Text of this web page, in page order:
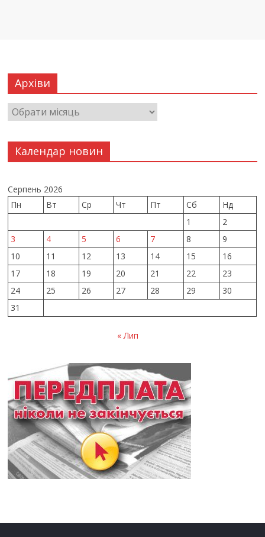
Архіви
Календар новин
Серпень 2026
Пн
Вт Ср Чт Пт Сб
Нд
1
2
3
4 5 6 7 8
9
10
11 12 13 14 15
16
17
18 19 20 21 22
23
24
25 26 27 28 29
30
31
« Лип